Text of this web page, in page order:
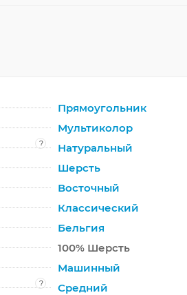
Прямоугольник
Мультиколор
?
Натуральный
Шерсть
Восточный
Классический
Бельгия
100% Шерсть
Машинный
?
Средний